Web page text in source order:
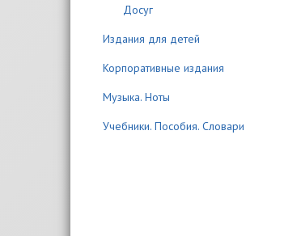
Досуг
Издания для детей
Корпоративные издания
Музыка. Ноты
Учебники. Пособия. Словари